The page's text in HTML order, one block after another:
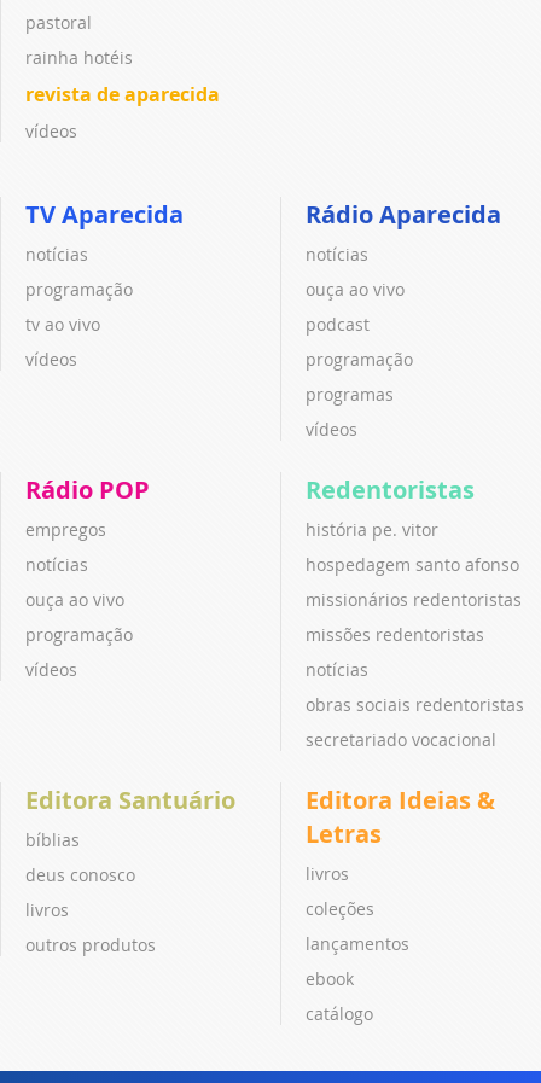
pastoral
rainha hotéis
revista de aparecida
vídeos
TV Aparecida
notícias
programação
tv ao vivo
vídeos
Rádio Aparecida
notícias
ouça ao vivo
podcast
programação
programas
vídeos
Rádio POP
empregos
notícias
ouça ao vivo
programação
vídeos
Redentoristas
história pe. vitor
hospedagem santo afonso
missionários redentoristas
missões redentoristas
notícias
obras sociais redentoristas
secretariado vocacional
Editora Santuário
bíblias
deus conosco
livros
outros produtos
Editora Ideias &
Letras
livros
coleções
lançamentos
ebook
catálogo